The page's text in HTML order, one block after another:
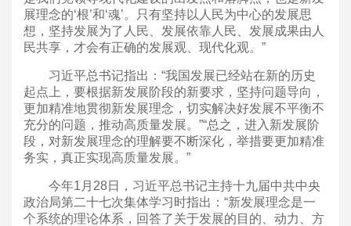
展理念的‘根’和‘魂’。只有坚持以人民为中心的发展思
想，坚持发展为了人民、发展依靠人民、发展成果由人
民共享，才会有正确的发展观、现代化观。”
习近平总书记指出：“我国发展已经站在新的历史
起点上，要根据新发展阶段的新要求，坚持问题导向，
更加精准地贯彻新发展理念，切实解决好发展不平衡不
充分的问题，推动高质量发展。”“总之，进入新发展阶
段，对新发展理念的理解要不断深化，举措要更加精准
务实，真正实现高质量发展。”
今年1月28日，习近平总书记主持十九届中共中央
政治局第二十七次集体学习时指出：“新发展理念是一
个系统的理论体系，回答了关于发展的目的、动力、方